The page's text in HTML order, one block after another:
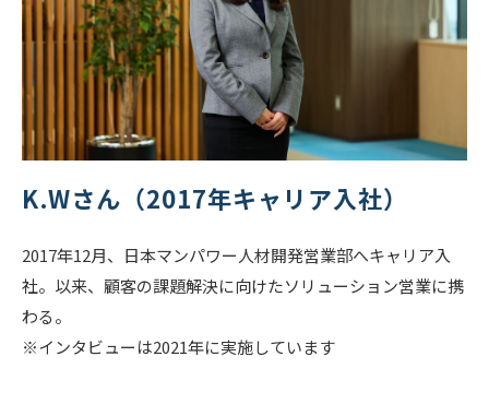
K.Wさん（2017年キャリア入社）
2017年12月、日本マンパワー人材開発営業部へキャリア入
社。以来、顧客の課題解決に向けたソリューション営業に携
わる。
※インタビューは2021年に実施しています